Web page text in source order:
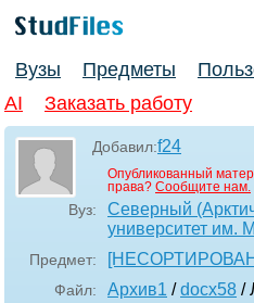
Вузы Предметы
AI
Заказать работу
Добавил:f24
Опубликованный
права? Сообщите нам.
Вуз:
Северный
университет им.
Предмет:
Файл: Архив1 /docx58 /